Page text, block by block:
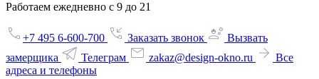
Работаем ежедневно с 9 до 21
+7 495 6-600-700 Заказать звонок
Вызвать
замерщика
Телеграм zakaz@design-okno.ru
Все
адреса и телефоны